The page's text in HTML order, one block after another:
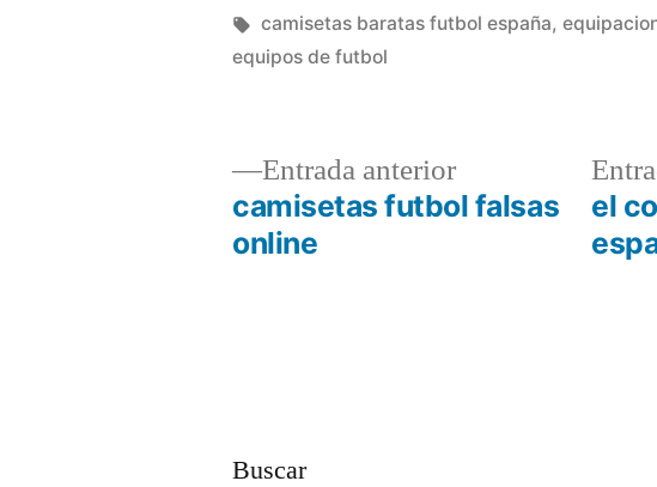
por
en
Etiquetas:
camisetas baratas futbol españa,
equipos de futbol
Navegación
Entrada anteriorEntrada
anterior:
camisetas futbol falsas
online
el
Buscar